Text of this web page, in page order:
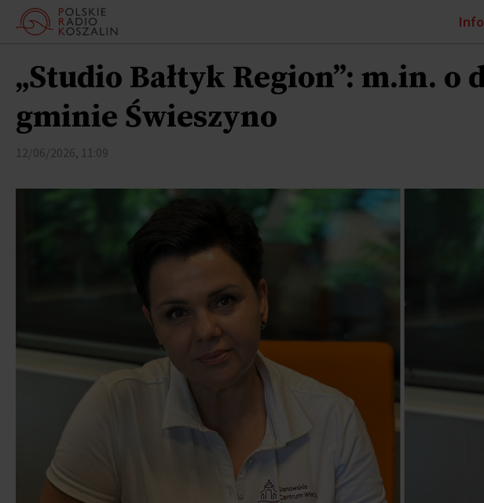
„Studio Bałtyk Region”: m.in. o
gminie Świeszyno
12/06/2026, 11:09